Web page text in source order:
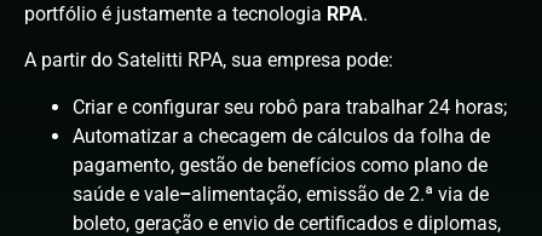
portfólio é justamente a tecnologia RPA.
A partir do Satelitti RPA, sua empresa pode:
Criar e configurar seu robô para trabalhar 24 horas;
Automatizar a checagem de cálculos da folha de
pagamento, gestão de benefícios como plano de
saúde e vale–alimentação, emissão de 2.ª via de
boleto, geração e envio de certificados e diplomas,